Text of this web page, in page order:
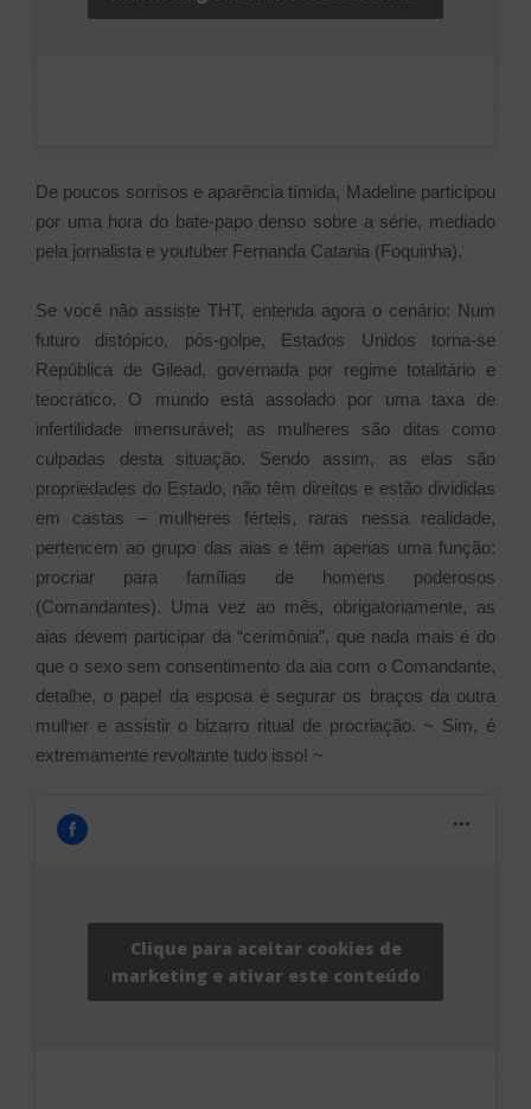
De poucos sorrisos e aparência tímida, Madeline participou
por uma hora do bate-papo denso sobre a série, mediado
pela jornalista e youtuber Fernanda Catania (Foquinha).
Se você não assiste THT, entenda agora o cenário: Num
futuro distópico, pós-golpe, Estados Unidos torna-se
República de Gilead, governada por regime totalitário e
teocrático. O mundo está assolado por uma taxa de
infertilidade imensurável; as mulheres são ditas como
culpadas desta situação. Sendo assim, as elas são
propriedades do Estado, não têm direitos e estão divididas
em castas – mulheres férteis, raras nessa realidade,
pertencem ao grupo das aias e têm apenas uma função:
procriar para famílias de homens poderosos
(Comandantes). Uma vez ao mês, obrigatoriamente, as
aias devem participar da “cerimônia”, que nada mais é do
que o sexo sem consentimento da aia com o Comandante,
detalhe, o papel da esposa é segurar os braços da outra
mulher e assistir o bizarro ritual de procriação. ~ Sim, é
extremamente revoltante tudo isso! ~
Clique para aceitar cookies de
marketing e ativar este conteúdo